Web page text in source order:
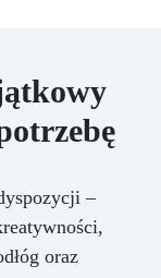
–
oraz